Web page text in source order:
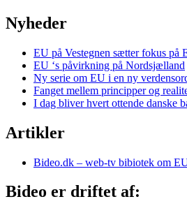
Nyheder
EU på Vestegnen sætter fokus på
EU ‘s påvirkning på Nordsjælland
Ny serie om EU i en ny
Fanget mellem principper og
I dag bliver hvert ottende danske
Artikler
Bideo.dk – web-tv bibiotek om
Bideo er driftet af: